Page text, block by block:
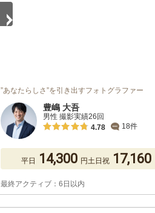
”あなたらしさ”を引き出すフォトグラファー
豊嶋 大吾
男性 撮影実績26回
4.78
18件
平日 14,300 円土日祝 17,160
最終アクティブ：6日以内